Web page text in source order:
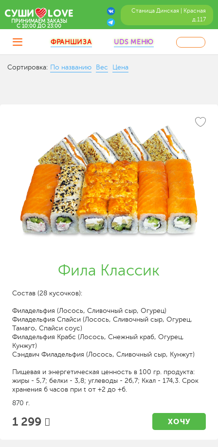
Станица Динская | Красная
д.117
ПРИНИМАЕМ ЗАКАЗЫ
C 10:00 ДО 23:00
ФРАНШИЗА UDS МЕНЮ
Сортировка: По названию Вес Цена
Фила Классик
Состав (28 кусочков):
Филадельфия (Лосось, Сливочный сыр, Огурец)
Филадельфия Спайси (Лосось, Сливочный сыр, Огурец,
Тамаго, Спайси соус)
Филадельфия Крабс (Лосось, Снежный краб, Огурец,
Кунжут)
Сэндвич Филадельфия (Лосось, Сливочный сыр, Кунжут)
Пищевая и энергетическая ценность в 100 гр. продукта:
жиры - 5,7; белки - 3,8; углеводы - 26,7; Ккал - 174,3. Срок
хранения 6 часов при t от +2 до +6.
870 г.
1 299 ХОЧУ